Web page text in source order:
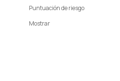
Puntuación de riesgo
Mostrar